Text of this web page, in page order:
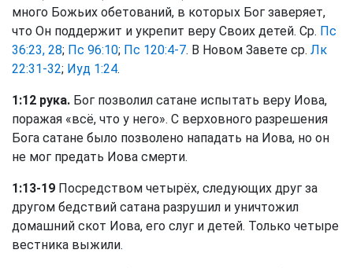
много Божьих обетований, в которых Бог заверяет,
что Он поддержит и укрепит веру Своих детей. Ср. Пс
36:23, 28; Пс 96:10; Пс 120:4-7. В Новом Завете ср. Лк
22:31-32; Иуд 1:24.
1:12 рука. Бог позволил сатане испытать веру Иова,
поражая «всё, что у него». С верховного разрешения
Бога сатане было позволено нападать на Иова, но он
не мог предать Иова смерти.
1:13-19 Посредством четырёх, следующих друг за
другом бедствий сатана разрушил и уничтожил
домашний скот Иова, его слуг и детей. Только четыре
вестника выжили.